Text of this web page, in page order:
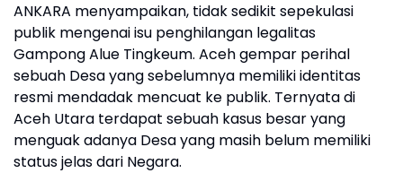
ANKARA menyampaikan, tidak sedikit sepekulasi
publik mengenai isu penghilangan legalitas
Gampong Alue Tingkeum. Aceh gempar perihal
sebuah Desa yang sebelumnya memiliki identitas
resmi mendadak mencuat ke publik. Ternyata di
Aceh Utara terdapat sebuah kasus besar yang
menguak adanya Desa yang masih belum memiliki
status jelas dari Negara.